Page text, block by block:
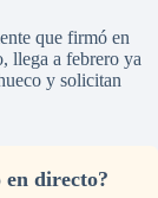
que firmó en
llega a febrero ya
y solicitan
directo?